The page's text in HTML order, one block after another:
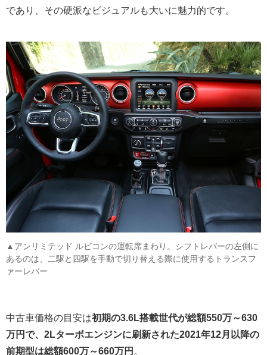
であり、その硬派なビジュアルも大いに魅力的です。
▲アンリミテッド ルビコンの運転席まわり。シフトレバーの左側に
あるのは、二駆と四駆を手動で切り替える際に使用するトランスフ
ァーレバー
中古車価格の目安は初期の3.6L搭載世代が総額550万～630
万円で、2Lターボエンジンに刷新された2021年12月以降の
前期型は総額600万～660万円 。